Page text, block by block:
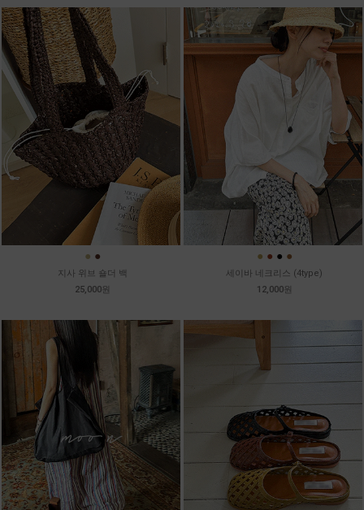
● ●
지사 위브 숄더 백
25,000원
● ● ● ●
세이바 네크리스 (4type)
12,000원